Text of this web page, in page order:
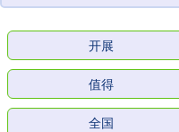
开展
值得
全国